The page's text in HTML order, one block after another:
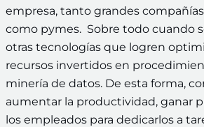
empresa, tanto grandes
como pymes. Sobre todo cuando
otras tecnologías que logren
recursos invertidos en
minería de datos. De esta forma,
aumentar la productividad, ganar
los empleados para dedicarlos a